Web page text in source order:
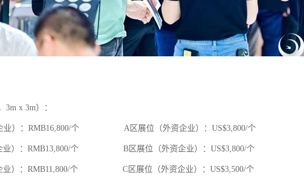
3m x 3m）：
业）：RMB16,800/个 A区展位（外资企业）：US$3,800/个
业）：RMB13,800/个 B区展位（外资企业）：US$3,800/个
业）：RMB11,800/个 C区展位（外资企业）：US$3,500/个